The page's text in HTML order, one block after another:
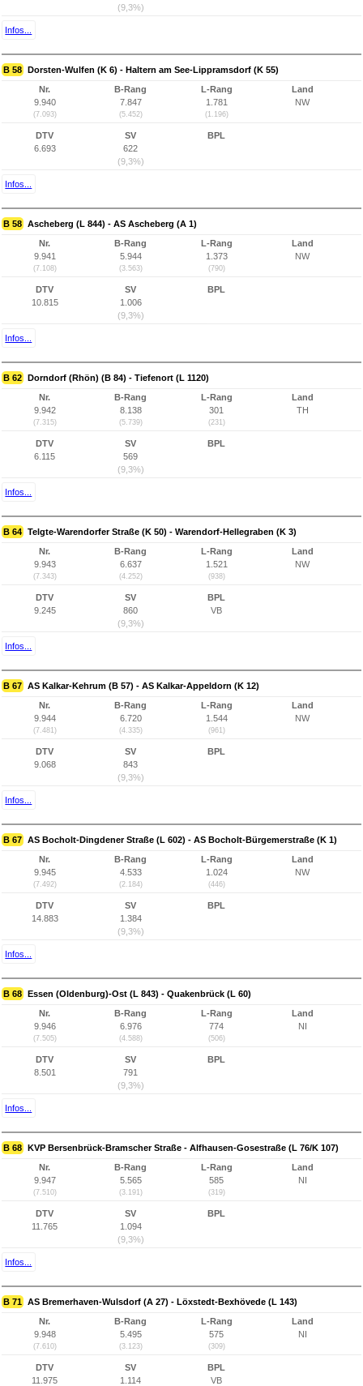
(9,3%)
Infos...
B 58 Dorsten-Wulfen (K 6) - Haltern am See-Lippramsdorf (K 55)
Nr.
9.940
(7.093)
B-Rang
7.847
(5.452)
L-Rang
1.781
(1.196)
Land
NW
DTV
6.693
SV
622
(9,3%)
BPL
Infos...
B 58 Ascheberg (L 844) - AS Ascheberg (A 1)
Nr.
9.941
(7.108)
B-Rang
5.944
(3.563)
L-Rang
1.373
(790)
Land
NW
DTV
10.815
SV
1.006
(9,3%)
BPL
Infos...
B 62 Dorndorf (Rhön) (B 84) - Tiefenort (L 1120)
Nr.
9.942
(7.315)
B-Rang
8.138
(5.739)
L-Rang
301
(231)
Land
TH
DTV
6.115
SV
569
(9,3%)
BPL
Infos...
B 64 Telgte-Warendorfer Straße (K 50) - Warendorf-Hellegraben (K 3)
Nr.
9.943
(7.343)
B-Rang
6.637
(4.252)
L-Rang
1.521
(938)
Land
NW
DTV
9.245
SV
860
(9,3%)
BPL
VB
Infos...
B 67 AS Kalkar-Kehrum (B 57) - AS Kalkar-Appeldorn (K 12)
Nr.
9.944
(7.481)
B-Rang
6.720
(4.335)
L-Rang
1.544
(961)
Land
NW
DTV
9.068
SV
843
(9,3%)
BPL
Infos...
B 67 AS Bocholt-Dingdener Straße (L 602) - AS Bocholt-Bürgemerstraße (K 1)
Nr.
9.945
(7.492)
B-Rang
4.533
(2.184)
L-Rang
1.024
(446)
Land
NW
DTV
14.883
SV
1.384
(9,3%)
BPL
Infos...
B 68 Essen (Oldenburg)-Ost (L 843) - Quakenbrück (L 60)
Nr.
9.946
(7.505)
B-Rang
6.976
(4.588)
L-Rang
774
(506)
Land
NI
DTV
8.501
SV
791
(9,3%)
BPL
Infos...
B 68 KVP Bersenbrück-Bramscher Straße - Alfhausen-Gosestraße (L 76/K 107)
Nr.
9.947
(7.510)
B-Rang
5.565
(3.191)
L-Rang
585
(319)
Land
NI
DTV
11.765
SV
1.094
(9,3%)
BPL
Infos...
B 71 AS Bremerhaven-Wulsdorf (A 27) - Löxstedt-Bexhövede (L 143)
Nr.
9.948
(7.610)
B-Rang
5.495
(3.123)
L-Rang
575
(309)
Land
NI
DTV
11.975
SV
1.114
BPL
VB